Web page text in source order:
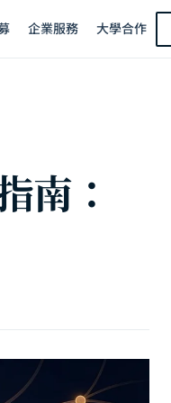
企業服務 大學合作
南：